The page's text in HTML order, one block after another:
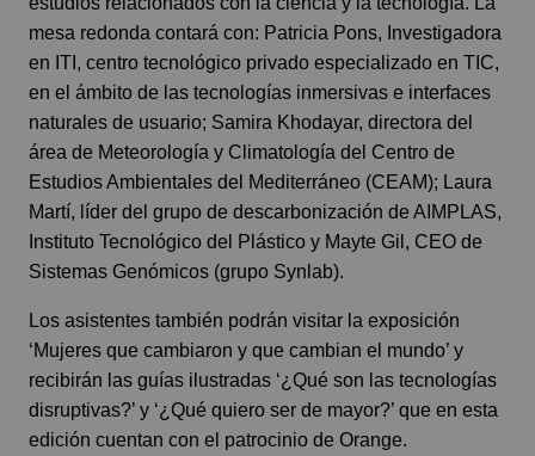
mesa redonda contará con: Patricia Pons, Investigadora
en ITI, centro tecnológico privado especializado en TIC,
en el ámbito de las tecnologías inmersivas e interfaces
naturales de usuario; Samira Khodayar, directora del
área de Meteorología y Climatología del Centro de
Estudios Ambientales del Mediterráneo (CEAM); Laura
Martí, líder del grupo de descarbonización de AIMPLAS,
Instituto Tecnológico del Plástico y Mayte Gil, CEO de
Sistemas Genómicos (grupo Synlab).
Los asistentes también podrán visitar la exposición
‘Mujeres que cambiaron y que cambian el mundo’ y
recibirán las guías ilustradas ‘¿Qué son las tecnologías
disruptivas?’ y ‘¿Qué quiero ser de mayor?’ que en esta
edición cuentan con el patrocinio de Orange.